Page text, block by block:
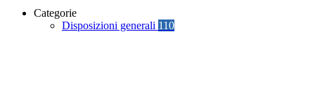
Categorie
Disposizioni generali 110